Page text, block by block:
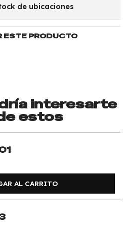
de ubicaciones
ESTE PRODUCTO
interesarte
estos
AL CARRITO